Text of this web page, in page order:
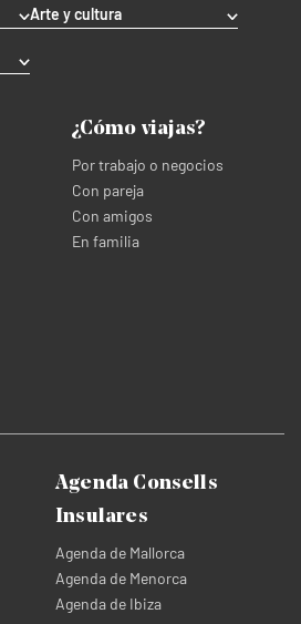
Arte y cultura
¿Cómo viajas?
Por trabajo o negocios
Con pareja
Con amigos
En familia
Agenda Consells
Insulares
Agenda de Mallorca
Agenda de Menorca
Agenda de Ibiza